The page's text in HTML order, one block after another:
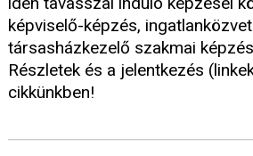
képviselő-képzés,
társasházkezelő szakmai
Részletek és a jelentkezés
cikkünkben!